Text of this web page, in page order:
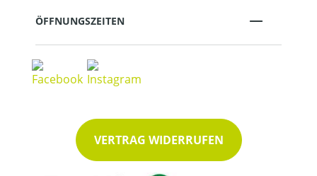
ÖFFNUNGSZEITEN
VERTRAG WIDERRUFEN